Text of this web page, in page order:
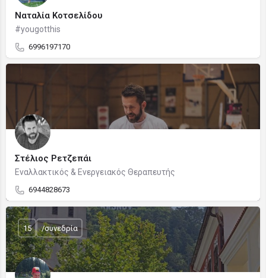
Ναταλία Κοτσελίδου
#yougotthis
6996197170
Στέλιος Ρετζεπάι
Εναλλακτικός & Ενεργειακός Θεραπευτής
6944828673
15 /συνεδρία